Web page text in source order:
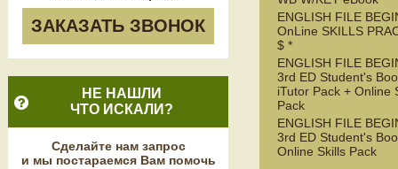
ЗАКАЗАТЬ ЗВОНОК
НЕ НАШЛИ
ЧТО ИСКАЛИ?
Сделайте нам запрос
и мы постараемся Вам помочь
ENGLISH FILE
OnLine SKILLS
$ *
ENGLISH FILE
3rd ED Student's
iTutor Pack + Online
Pack
ENGLISH FILE
3rd ED Student's
Online Skills Pack